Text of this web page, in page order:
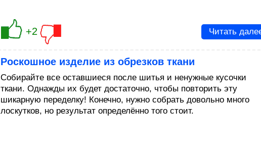
+2 Читать
Роскошное изделие из обрезков ткани
Собирайте все оставшиеся после шитья и ненужные кусочки
ткани. Однажды их будет достаточно, чтобы повторить эту
шикарную переделку! Конечно, нужно собрать довольно много
лоскутков, но результат определённо того стоит.